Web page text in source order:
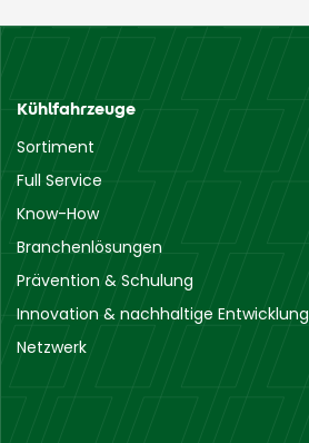
Kühlfahrzeuge
Sortiment
Full Service
Know-How
Branchenlösungen
Prävention & Schulung
Innovation & nachhaltige Entwicklung
Netzwerk